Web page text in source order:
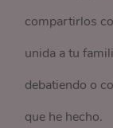
compartirlos
unida a tu
debatiendo o
que he hecho.